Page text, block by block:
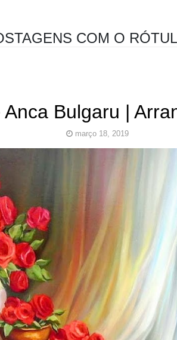
COM O
Bulgaru |
março 18, 2019